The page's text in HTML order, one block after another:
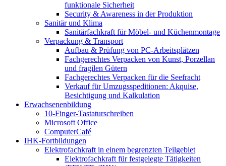
funktionale Sicherheit
Security & Awareness in der Produktion
Sanitär und Klima
Sanitärfachkraft für Möbel- und Küchenmontage
Verpackung & Transport
Aufbau & Prüfung von PC-Arbeitsplätzen
Fachgerechtes Verpacken von Kunst, Porzellan
und fragilen Gütern
Fachgerechtes Verpacken für die Seefracht
Verkauf für Umzugsspeditionen: Akquise,
Besichtigung und Kalkulation
Erwachsenenbildung
10-Finger-Tastaturschreiben
Microsoft Office
ComputerCafé
IHK-Fortbildungen
Elektrofachkraft in einem begrenzten Teilgebiet
Elektrofachkraft für festgelegte Tätigkeiten